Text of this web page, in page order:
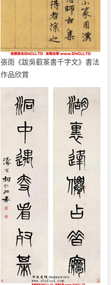
張雨《跋吳叡篆書千字文》書法
作品欣賞